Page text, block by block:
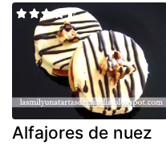
Alfajores de nuez